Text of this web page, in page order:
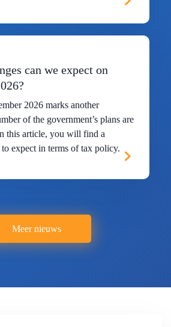
can we expect on
2026 marks another
of the government’s plans are
this article, you will find a
expect in terms of tax policy.
Meer nieuws